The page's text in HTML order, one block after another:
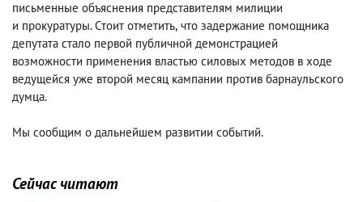
письменные объяснения представителям милиции
и прокуратуры. Стоит отметить, что задержание помощника
депутата стало первой публичной демонстрацией
возможности применения властью силовых методов в ходе
ведущейся уже второй месяц кампании против барнаульского
думца.
Мы сообщим о дальнейшем развитии событий.
Сейчас читают